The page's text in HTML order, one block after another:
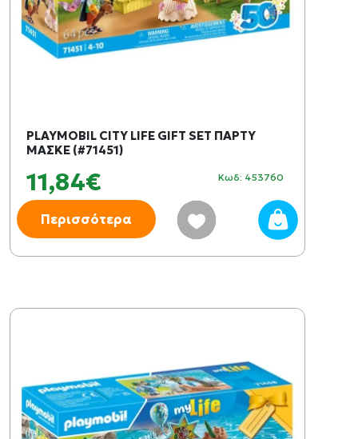
PLAYMOBIL CITY LIFE GIFT SET ΠΑΡΤΥ
ΜΑΣΚΕ (#71451)
11,84€ Κωδ: 453760
Περισσότερα